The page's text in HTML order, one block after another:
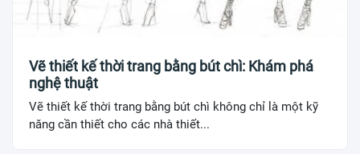
Vẽ thiết kế thời trang bằng bút chì: Khám phá
nghệ thuật
Vẽ thiết kế thời trang bằng bút chì không chỉ là một kỹ
năng cần thiết cho các nhà thiết...